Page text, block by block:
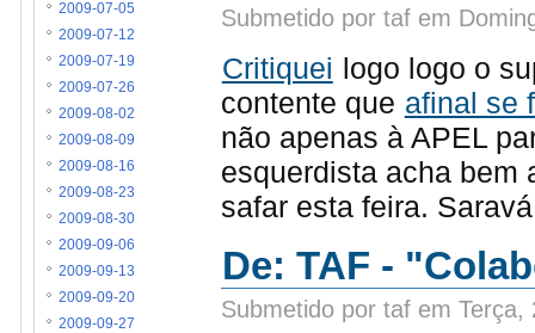
Submetido por taf em
Critiquei logo logo o
contente que afinal se
não apenas à APEL
esquerdista acha bem
safar esta feira.
De: TAF -
Submetido por taf em Terça,
2009-07-05
2009-07-12
2009-07-19
2009-07-26
2009-08-02
2009-08-09
2009-08-16
2009-08-23
2009-08-30
2009-09-06
2009-09-13
2009-09-20
2009-09-27